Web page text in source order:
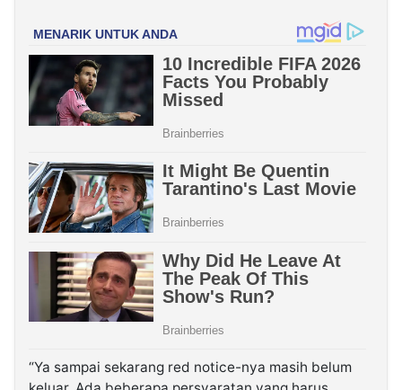
“Ya sampai sekarang red notice-nya masih belum